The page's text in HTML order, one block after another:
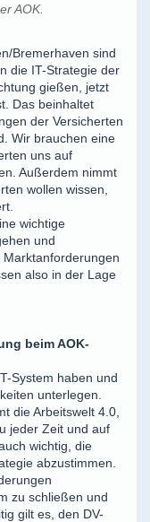
AOK.
Bremerhaven sind
die IT-Strategie der
gießen, jetzt
Das beinhaltet
der Versicherten
Wir brauchen eine
uns auf
Außerdem nimmt
wollen wissen,
wichtige
und
also in der Lage
beim AOK-
System haben und
unterlegen.
die Arbeitswelt 4.0,
jeder Zeit und auf
wichtig, die
abzustimmen.
zu schließen und
gilt es, den DV-